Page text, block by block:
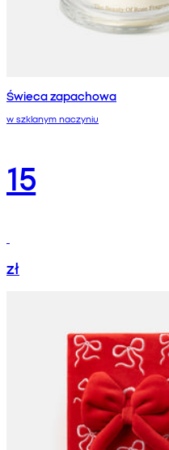
Świeca zapachowa
w szklanym naczyniu
15
zł